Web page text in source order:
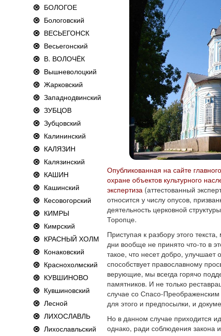
БОЛОГОЕ
Бологовский
ВЕСЬЕГОНСК
Весьегонский
В. ВОЛОЧЁК
Вышневолоцкий
Жарковский
Западнодвинский
ЗУБЦОВ
Зубцовский
Калининский
КАЛЯЗИН
Калязинский
КАШИН
Кашинский
Кесовогорский
КИМРЫ
Кимрский
КРАСНЫЙ ХОЛМ
Конаковский
Краснохолмский
КУВШИНОВО
Кувшиновский
Лесной
ЛИХОСЛАВЛЬ
Лихославльский
Опубликованная на сайте
охране объектов культурного
экспертиза(аттестованный
относится у числу опусов,
деятельность церковной
Торопце.
Приступая к разбору этого
дни вообще не принято что-то в
такое, что несет добро,
способствует православному
верующие, мы всегда горячо
памятников. И не только
случае со Спасо-
для этого и предпосылки, и
Но в данном случае приходится
однако, ради соблюдения закона